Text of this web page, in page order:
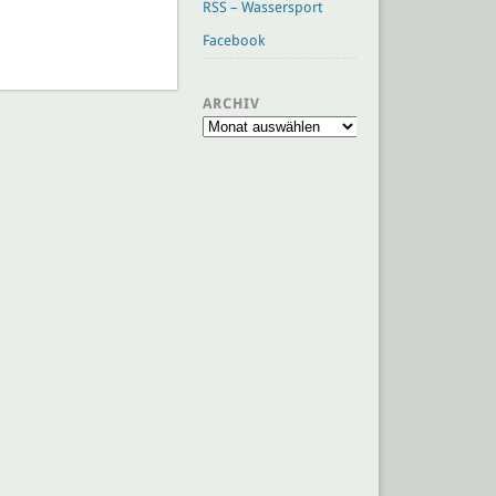
RSS – Wassersport
Facebook
ARCHIV
Archiv